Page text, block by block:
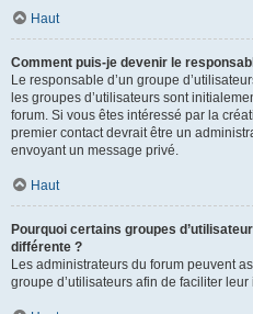
Haut
Comment puis-je devenir le
Le responsable d’un groupe
les groupes d’utilisateurs sont
forum. Si vous êtes intéressé par la
premier contact devrait être un
envoyant un message privé.
Haut
Pourquoi certains groupes
différente ?
Les administrateurs du forum peuvent
groupe d’utilisateurs afin de faciliter